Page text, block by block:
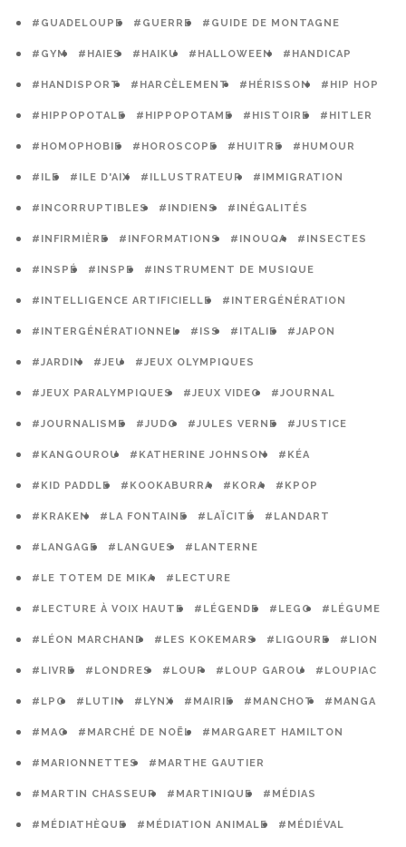
#GUADELOUPE #GUERRE #GUIDE DE MONTAGNE
#GYM #HAIES #HAIKU #HALLOWEEN #HANDICAP
#HANDISPORT #HARCÈLEMENT #HÉRISSON #HIP HOP
#HIPPOPOTALE #HIPPOPOTAME #HISTOIRE #HITLER
#HOMOPHOBIE #HOROSCOPE #HUITRE #HUMOUR
#ILE #ILE D'AIX #ILLUSTRATEUR #IMMIGRATION
#INCORRUPTIBLES #INDIENS #INÉGALITÉS
#INFIRMIÈRE #INFORMATIONS #INOUQA #INSECTES
#INSPÉ #INSPE #INSTRUMENT DE MUSIQUE
#INTELLIGENCE ARTIFICIELLE #INTERGÉNÉRATION
#INTERGÉNÉRATIONNEL #ISS #ITALIE #JAPON
#JARDIN #JEU #JEUX OLYMPIQUES
#JEUX PARALYMPIQUES #JEUX VIDEO #JOURNAL
#JOURNALISME #JUDO #JULES VERNE #JUSTICE
#KANGOUROU #KATHERINE JOHNSON #KÉA
#KID PADDLE #KOOKABURRA #KORA #KPOP
#KRAKEN #LA FONTAINE #LAÏCITÉ #LANDART
#LANGAGE #LANGUES #LANTERNE
#LE TOTEM DE MIKA #LECTURE
#LECTURE À VOIX HAUTE #LÉGENDE #LEGO #LÉGUME
#LÉON MARCHAND #LES KOKEMARS #LIGOURE #LION
#LIVRE #LONDRES #LOUP #LOUP GAROU #LOUPIAC
#LPO #LUTIN #LYNX #MAIRIE #MANCHOT #MANGA
#MAO #MARCHÉ DE NOËL #MARGARET HAMILTON
#MARIONNETTES #MARTHE GAUTIER
#MARTIN CHASSEUR #MARTINIQUE #MÉDIAS
#MÉDIATHÈQUE #MÉDIATION ANIMALE #MÉDIÉVAL